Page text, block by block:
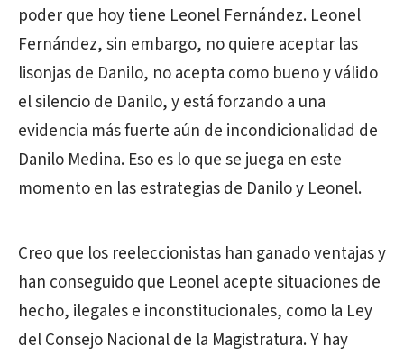
poder que hoy tiene Leonel Fernández. Leonel
Fernández, sin embargo, no quiere aceptar las
lisonjas de Danilo, no acepta como bueno y válido
el silencio de Danilo, y está forzando a una
evidencia más fuerte aún de incondicionalidad de
Danilo Medina. Eso es lo que se juega en este
momento en las estrategias de Danilo y Leonel.
Creo que los reeleccionistas han ganado ventajas y
han conseguido que Leonel acepte situaciones de
hecho, ilegales e inconstitucionales, como la Ley
del Consejo Nacional de la Magistratura. Y hay